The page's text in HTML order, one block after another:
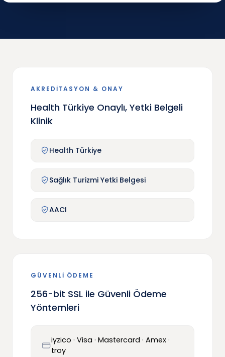
AKREDİTASYON & ONAY
Health Türkiye Onaylı, Yetki Belgeli
Klinik
Health Türkiye
Sağlık Turizmi Yetki Belgesi
AACI
GÜVENLİ ÖDEME
256-bit SSL ile Güvenli Ödeme
Yöntemleri
iyzico · Visa · Mastercard · Amex ·
troy